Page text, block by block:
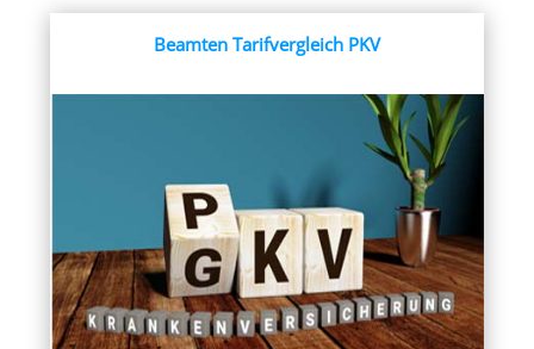
Beamten Tarifvergleich PKV